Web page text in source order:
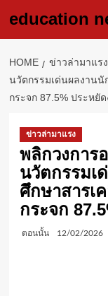
education
HOME ข่าวล่ามาแรง
นวัตกรรมเด่นผลงานนั
กระจก 87.5% ประหยั
ข่าวล่ามาแรง
พลิกวงการ
นวัตกรรมเ
ศึกษาสารเ
กระจก
ตอนนั้น 12/02/2026